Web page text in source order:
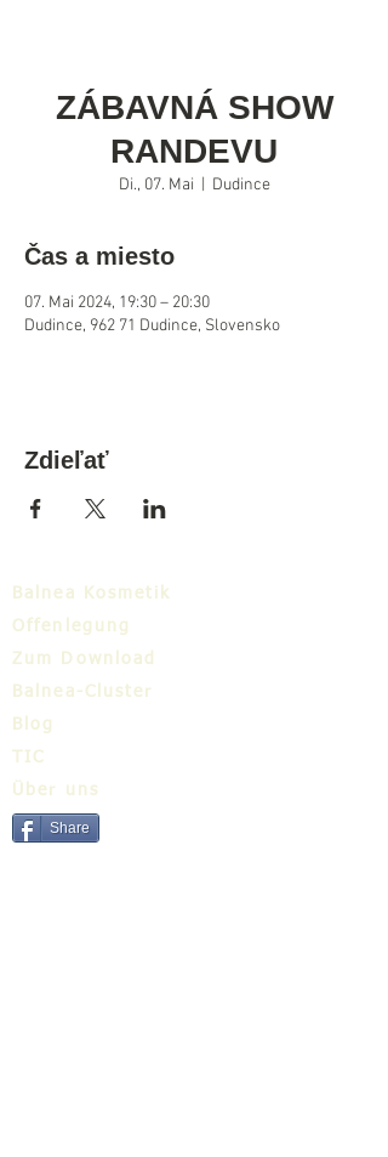
ZÁBAVNÁ SHOW
RANDEVU
Di., 07. Mai Dudince
Čas a miesto
07. Mai 2024, 19:30 – 20:30
Dudince, 962 71 Dudince, Slovensko
Zdieľať
Balnea Kosmetik
Offenlegung
Zum Download
Balnea-Cluster
Blog
TIC
Über uns
Share